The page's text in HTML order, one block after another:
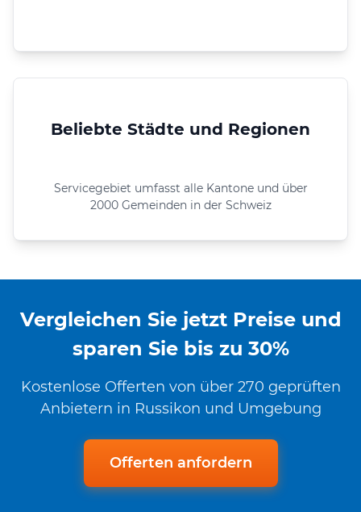
Beliebte Städte und Regionen
Servicegebiet umfasst alle Kantone und über
2000 Gemeinden in der Schweiz
Vergleichen Sie jetzt Preise und
sparen Sie bis zu 30%
Kostenlose Offerten von über 270 geprüften
Anbietern in Russikon und Umgebung
Offerten anfordern